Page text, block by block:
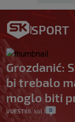
SPORT
Grozdanić:
bi trebalo
moglo biti
VIJESTI| 8. kol. 0